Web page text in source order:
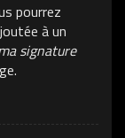
pourrez
à un
signature